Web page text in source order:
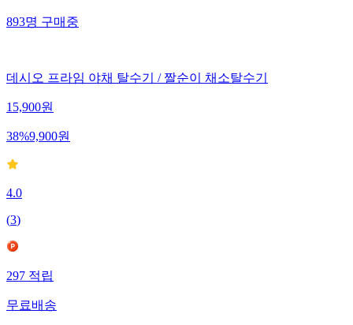
893명구매중
데시오 프라임 야채 탈수기 / 짤순이 채소탈수기
15,900원
38%9,900원
4.0
(3)
297적립
무료배송